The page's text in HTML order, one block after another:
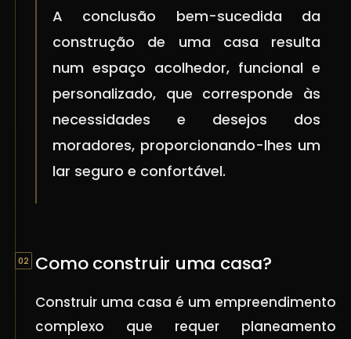
A conclusão bem-sucedida da
construção de uma casa resulta
num espaço acolhedor, funcional e
personalizado, que corresponde às
necessidades e desejos dos
moradores, proporcionando-lhes um
lar seguro e confortável.
Como construir uma casa?
Construir uma casa é um empreendimento
complexo que requer planeamento